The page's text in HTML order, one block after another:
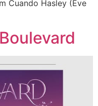
Cuando Hasley (Eve